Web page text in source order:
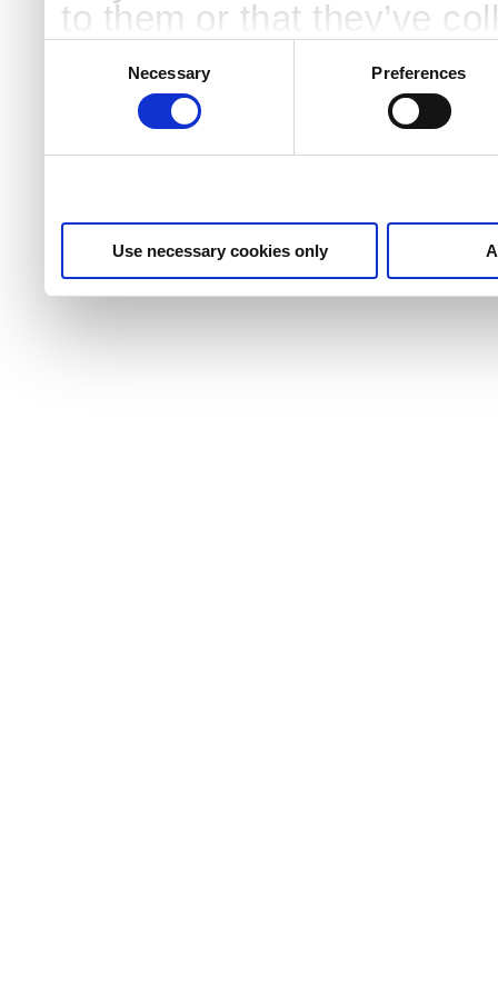
to them or that they’ve
Consent
Necessary Preferences
Use necessary cookies only